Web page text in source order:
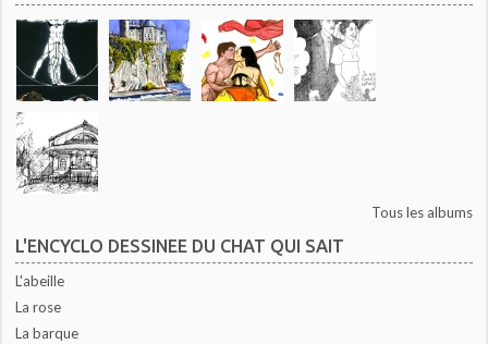
Tous les albums
L'ENCYCLO DESSINEE DU CHAT QUI SAIT
L'abeille
La rose
La barque